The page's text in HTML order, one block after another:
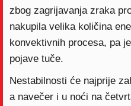
zbog zagrijavanja zraka
nakupila velika količina
konvektivnih procesa, pa
pojave tuče.
Nestabilnosti će najprije
a navečer i u noći na